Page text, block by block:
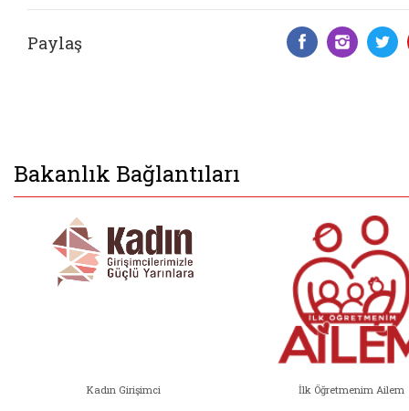
Paylaş
Bakanlık Bağlantıları
Kadın Girişimci İlk Öğretmenim Ailem